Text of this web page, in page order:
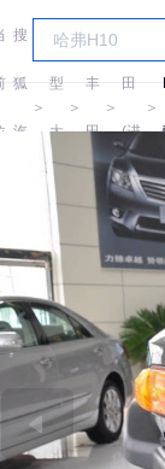
搜
狐
汽
＞
车
型
大
全
＞
丰
田
＞
田
(进
口)
＞